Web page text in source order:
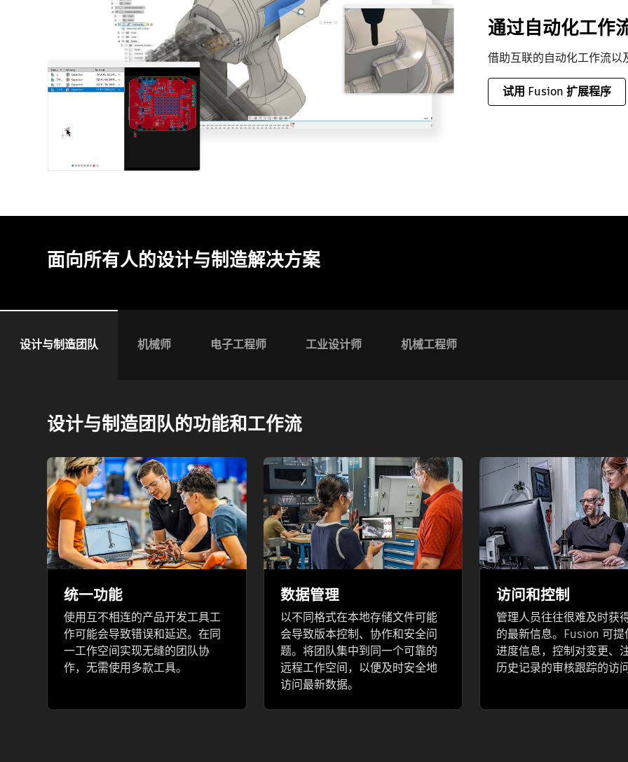
通过自动化工作
借助互联的自动化工作流
试用 Fusion 扩展程序
面向所有人的设计与制造解决方案
设计与制造团队 机械师 电子工程师 工业设计师 机械工程师
设计与制造团队的功能和工作流
统一功能
使用互不相连的产品开发工具工
作可能会导致错误和延迟。在同
一工作空间实现无缝的团队协
作，无需使用多款工具。
数据管理
以不同格式在本地存储文件可能
会导致版本控制、协作和安全问
题。将团队集中到同一个可靠的
远程工作空间，以便及时安全地
访问最新数据。
访问和控制
管理人员往往很难及时获
的最新信息。Fusion 可提
进度信息，控制对变更、
历史记录的审核跟踪的访